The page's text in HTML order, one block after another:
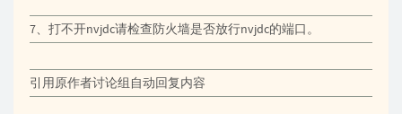
7、打不开nvjdc请检查防火墙是否放行nvjdc的端口。
引用原作者讨论组自动回复内容